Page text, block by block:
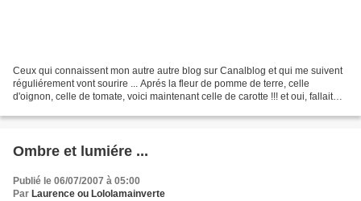
Ceux qui connaissent mon autre autre blog sur Canalblog et qui me suivent
réguliérement vont sourire ... Aprés la fleur de pomme de terre, celle
d'oignon, celle de tomate, voici maintenant celle de carotte !!! et oui, fallait
Ombre et lumiére ...
Publié le 06/07/2007 à 05:00
Par Laurence ou Lololamainverte